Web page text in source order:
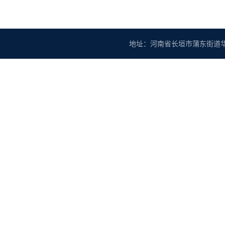
地址：河南省长垣市蒲东街